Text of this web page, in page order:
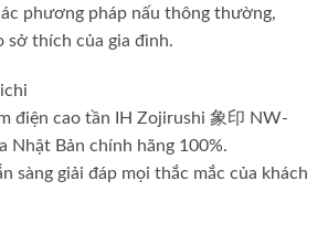
phương pháp nấu thông thường,
sở thích của gia đình.
điện cao tần IH Zojirushi 象印 NW-
Nhật Bản chính hãng 100%.
sàng giải đáp mọi thắc mắc của khách